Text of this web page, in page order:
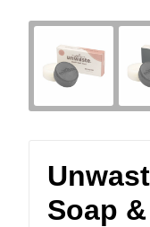
Soap